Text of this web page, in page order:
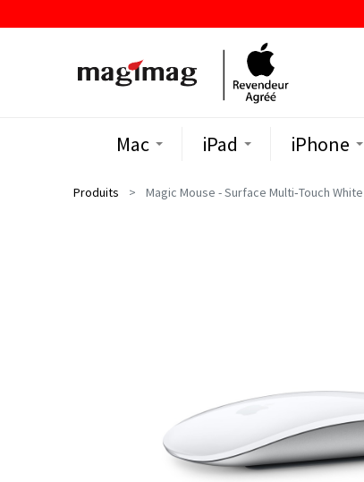
Mac iPad iPhone
Produits Magic Mouse - Surface Multi‑Touch White